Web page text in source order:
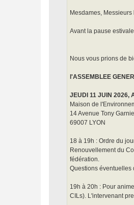
Mesdames,
Avant la pause
Nous vous prions de
l'ASSEMBLEE
JEUDI 11 JUIN 2026,
Maison de
14 Avenue Tony
69007 LYON
18 à 19h : Ordre du
Renouvellement du
fédération.
Questions éventuelles
19h à 20h : Pour
CILs). L'intervenant